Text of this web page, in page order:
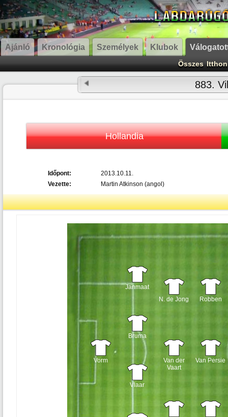
Ajánló Kronológia Személyek Klubok
Összes Itthon
883.
Hollandia
Időpont:
2013.10.11.
Vezette:
Martin Atkinson (angol)
Vorm
Janmaat
Bruma
Vlaar
N. de Jong
Van der
Vaart
Robben
Van Persie